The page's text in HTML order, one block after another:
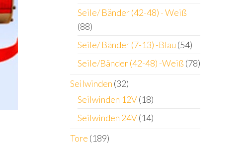
Seile/ Bänder (42-48) - Weiß
(88)
Seile/ Bänder (7-13) -Blau (54)
Seile/Bänder (42-48) -Weiß (78)
Seilwinden (32)
Seilwinden 12V (18)
Seilwinden 24V (14)
Tore (189)